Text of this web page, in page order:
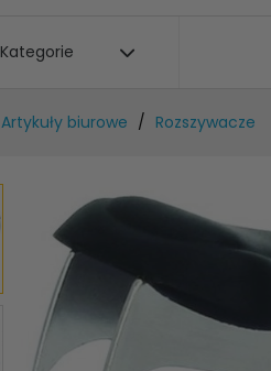
Kategorie
Artykuły biurowe Rozszywacze